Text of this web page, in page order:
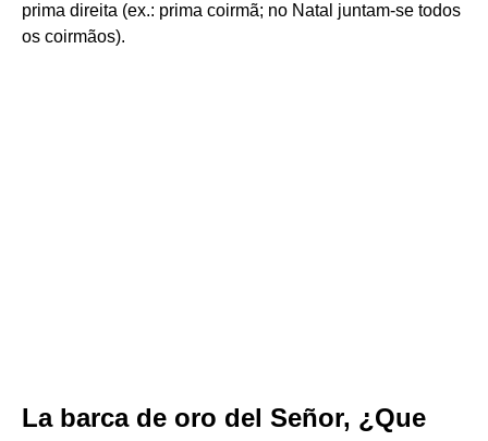
prima direita (ex.: prima coirmã; no Natal juntam-se todos
os coirmãos).
La barca de oro del Señor, ¿Que